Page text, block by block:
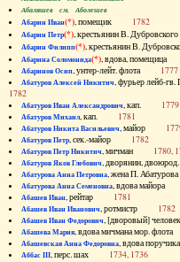
Абаляшев см. Аболешев
Абарин Иван(*), помещик 1782
Абарин Петр(*), крестьянин В.
Абарин Филипп(*), крестьянин В.
Абарина Соломонида(*), вдова,
Абаринов Осип, унтер-лейт. флота 1777
Абатуров Алексей Никитич, фурьер лейб-
1782
Абатуров Иван Александрович, кап. 1779
Абатуров Михаил, кап. 1781
Абатуров Никита Васильевич, майор
Абатуров Петр, сек.-майор 1782
Абатуров Петр Никитич, мичман 1780,
Абатуров Яков Глебович, дворянин,
Абатурова Анна Петровна, жена П.
Абатурова Анна Семеновна, вдова майора
Абашев Иван, рейтар 1781
Абашев Иван Иванович, ротмистр 1782
Абашев Иван Федорович, [дворовый]
Абашева Мария, вдова мичмана мор.
Абашевская Анна Федоровна, вдова
Аббас III, перс. шах 1734, 1736